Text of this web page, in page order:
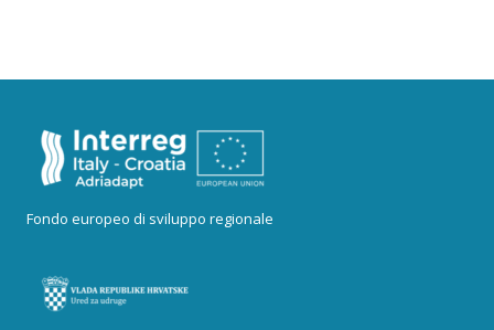
Fondo europeo di sviluppo regionale